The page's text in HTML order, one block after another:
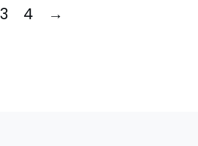
3 4 →